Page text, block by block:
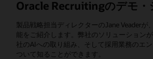
Oracle Recruitingのデモ・
製品戦略担当ディレクターのJane Veaderが
能をご紹介します。弊社のソリューション
社のAIへの取り組み、そして採用業務のエ
ついて知ることができます。